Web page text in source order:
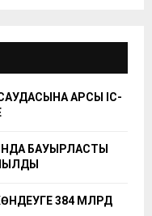
ҚАРСЫ ІС-
БАУЫРЛАСТЫҚ
384 МЛРД